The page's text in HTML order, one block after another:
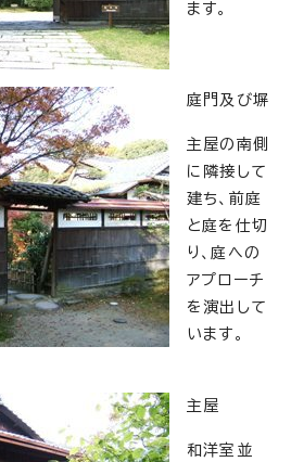
ます。
庭門及び塀
主屋の南側
に隣接して
建ち、前庭
と庭を仕切
り、庭への
アプローチ
を演出して
います。
主屋
和洋室並